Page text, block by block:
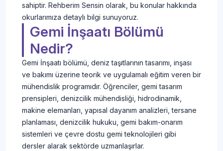
sahiptir. Rehberim Sensin olarak, bu konular hakkında
okurlarımıza detaylı bilgi sunuyoruz.
Gemi İnşaatı Bölümü
Nedir?
Gemi İnşaatı bölümü, deniz taşıtlarının tasarımı, inşası
ve bakımı üzerine teorik ve uygulamalı eğitim veren bir
mühendislik programıdır. Öğrenciler, gemi tasarım
prensipleri, denizcilik mühendisliği, hidrodinamik,
makine elemanları, yapısal dayanım analizleri, tersane
planlaması, denizcilik hukuku, gemi bakım-onarım
sistemleri ve çevre dostu gemi teknolojileri gibi
dersler alarak sektörde uzmanlaşırlar.